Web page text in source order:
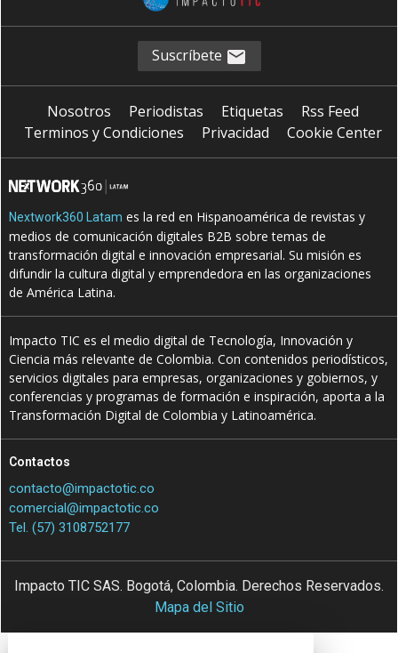
Suscríbete
Nosotros Periodistas Etiquetas
Rss Feed
Terminos y Condiciones
Privacidad Cookie Center
Nextwork360 Latam es la red en Hispanoamérica de revistas y
medios de comunicación digitales B2B sobre temas de
transformación digital e innovación empresarial. Su misión es
difundir la cultura digital y emprendedora en las organizaciones
de América Latina.
Impacto TIC es el medio digital de Tecnología, Innovación y
Ciencia más relevante de Colombia. Con contenidos periodísticos,
servicios digitales para empresas, organizaciones y gobiernos, y
conferencias y programas de formación e inspiración, aporta a la
Transformación Digital de Colombia y Latinoamérica.
Contactos
contacto@impactotic.co
comercial@impactotic.co
Tel. (57) 3108752177
Impacto TIC SAS. Bogotá, Colombia. Derechos Reservados.
Mapa del Sitio